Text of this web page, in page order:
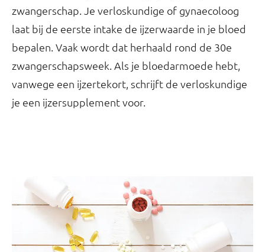
zwangerschap. Je verloskundige of gynaecoloog
laat bij de eerste intake de ijzerwaarde in je bloed
bepalen. Vaak wordt dat herhaald rond de 30e
zwangerschapsweek. Als je bloedarmoede hebt,
vanwege een ijzertekort, schrijft de verloskundige
je een ijzersupplement voor.